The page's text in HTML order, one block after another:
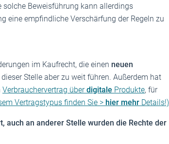
solche Beweisführung kann allerdings
eine empfindliche Verschärfung der Regeln zu
im Kaufrecht, die einen neuen
Stelle aber zu weit führen. Außerdem hat
Verbrauchervertrag überdigitale Produkte, für
Vertragstypus finden Sie > hier mehr Details!)
auch an anderer Stelle wurden die Rechte der